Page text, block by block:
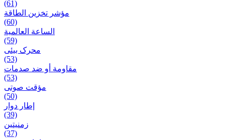
(61)
مؤشر تخزين الطاقة
(60)
الساعة العالمية
(59)
محرک بیئی
(53)
مقاومة أو ضد صدمات
(53)
مؤقت صوتی
(50)
إطار دوار
(39)
زمنیتین
(37)